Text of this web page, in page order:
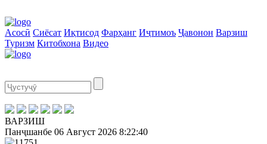
Асосӣ Сиёсат Иқтисод Фарҳанг Иҷтимоъ Ҷавонон Варзиш
Туризм Китобхона Видео
ВАРЗИШ
Панҷшанбе 06 Август 2026 8:22:40